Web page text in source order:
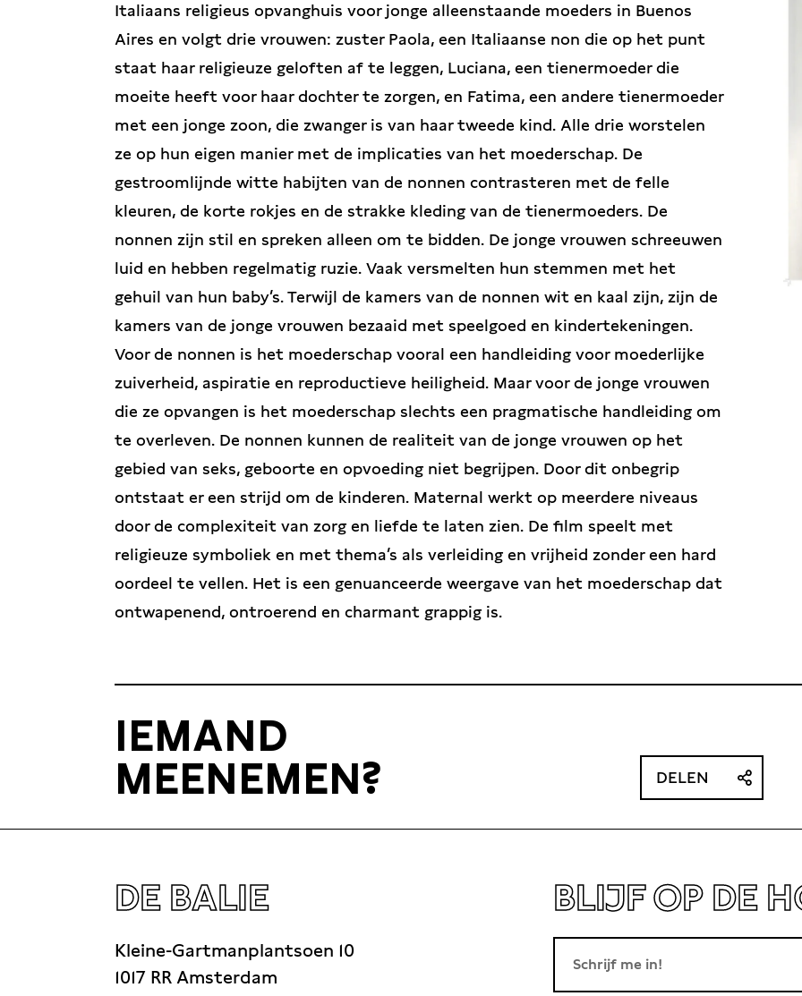
Italiaans religieus opvanghuis voor jonge alleenstaande moeders in Buenos
Aires en volgt drie vrouwen: zuster Paola, een Italiaanse non die op het punt
staat haar religieuze geloften af te leggen, Luciana, een tienermoeder die
moeite heeft voor haar dochter te zorgen, en Fatima, een andere tienermoeder
met een jonge zoon, die zwanger is van haar tweede kind. Alle drie worstelen
ze op hun eigen manier met de implicaties van het moederschap. De
gestroomlijnde witte habijten van de nonnen contrasteren met de felle
kleuren, de korte rokjes en de strakke kleding van de tienermoeders. De
nonnen zijn stil en spreken alleen om te bidden. De jonge vrouwen schreeuwen
luid en hebben regelmatig ruzie. Vaak versmelten hun stemmen met het
gehuil van hun baby’s. Terwijl de kamers van de nonnen wit en kaal zijn, zijn de
kamers van de jonge vrouwen bezaaid met speelgoed en kindertekeningen.
Voor de nonnen is het moederschap vooral een handleiding voor moederlijke
zuiverheid, aspiratie en reproductieve heiligheid. Maar voor de jonge vrouwen
die ze opvangen is het moederschap slechts een pragmatische handleiding om
te overleven. De nonnen kunnen de realiteit van de jonge vrouwen op het
gebied van seks, geboorte en opvoeding niet begrijpen. Door dit onbegrip
ontstaat er een strijd om de kinderen. Maternal werkt op meerdere niveaus
door de complexiteit van zorg en liefde te laten zien. De film speelt met
religieuze symboliek en met thema’s als verleiding en vrijheid zonder een hard
oordeel te vellen. Het is een genuanceerde weergave van het moederschap dat
ontwapenend, ontroerend en charmant grappig is.
IEMAND
MEENEMEN?
DELEN
DE BALIE
Kleine-Gartmanplantsoen 10
1017 RR Amsterdam
BLIJF OP DE